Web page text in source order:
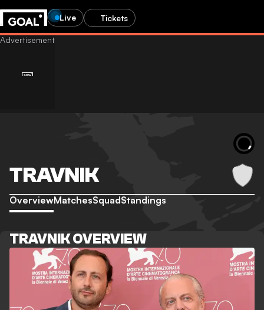
Live Tickets
TRAVNIK
OverviewMatchesSquadStandings
TRAVNIK OVERVIEW